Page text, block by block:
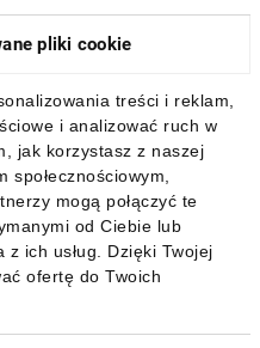
pliki cookie
treści i reklam,
i analizować ruch w
jak korzystasz z naszej
mogą połączyć te
od Ciebie lub
ich usług. Dzięki Twojej
ofertę do Twoich
mobilną: